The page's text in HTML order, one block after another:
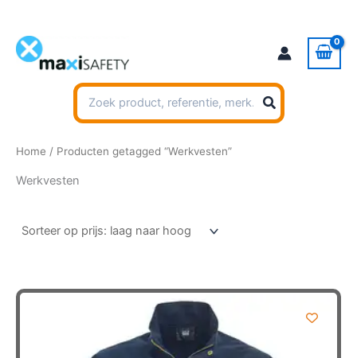
inhoud
Zoeken
naar:
Home / Producten getagged “Werkvesten”
Werkvesten